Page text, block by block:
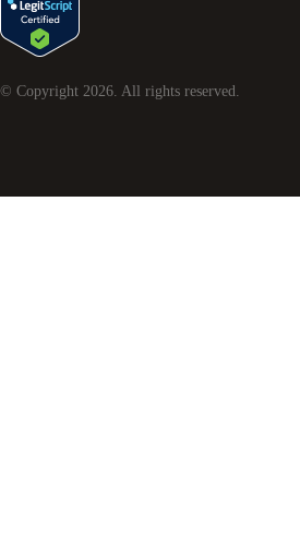
© Copyright 2026 . All rights reserved.